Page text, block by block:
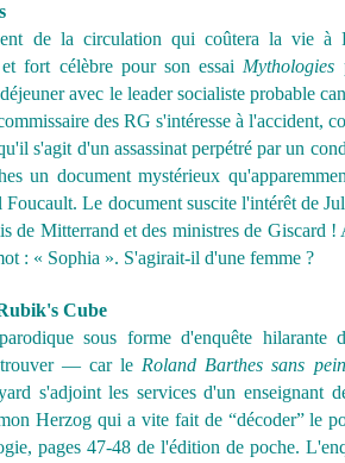
de la circulation qui coûtera la vie à
fort célèbre pour son essai Mythologies
avec le leader socialiste probable
des RG s'intéresse à l'accident,
s'agit d'un assassinat perpétré par un
un document mystérieux
Le document suscite l'intérêt de
de Mitterrand et des ministres de Giscard !
: « Sophia ». S'agirait-il d'une femme ?
Cube
sous forme d'enquête hilarante
— car le Roland Barthes sans
s'adjoint les services d'un enseignant
Herzog qui a vite fait de “décoder” le
pages 47-48 de l'édition de poche.